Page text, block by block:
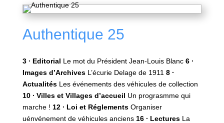
Authentique 25
3 ∙ Editorial Le mot du Président Jean-Louis Blanc 6 ∙
Images d’ArchivesL’écurie Delage de 1911 8 ∙
ActualitésLes événements des véhicules de collection
10 ∙ Villes et Villages d’accueil Un prograsmme qui
marche ! 12 ∙ Loi et RéglementsOrganiser
uénvénement de véhicules anciens 16 ∙ LecturesLa